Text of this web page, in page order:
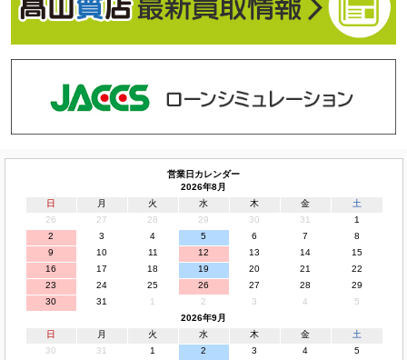
営業日カレンダー
2026年8月
日
月 火 水 木 金
土
26
27 28 29 30 31
1
2
3 4 5 6 7
8
9
10 11 12 13 14
15
16
17 18 19 20 21
22
23
24 25 26 27 28
29
30
31 1 2 3 4
5
2026年9月
日
月 火 水 木 金
土
30
31 1 2 3 4
5